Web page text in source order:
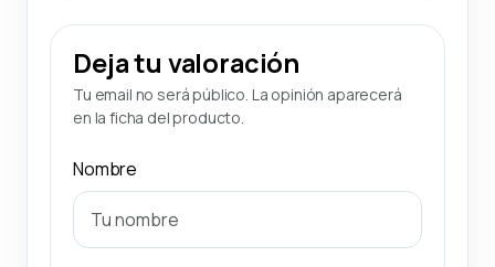
Deja tu valoración
Tu email no será público. La opinión aparecerá
en la ficha del producto.
Nombre